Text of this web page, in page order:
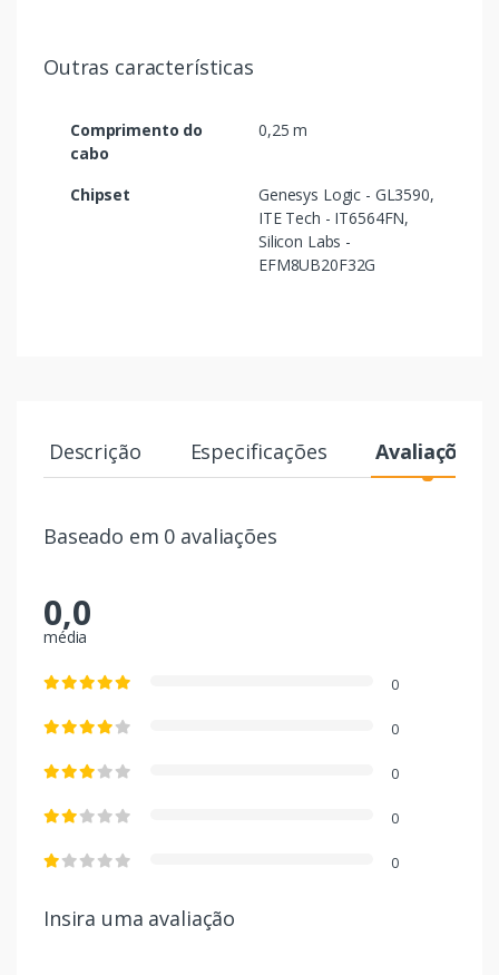
Outras características
Comprimento do
cabo
0,25 m
Chipset
Genesys Logic - GL3590,
ITE Tech - IT6564FN,
Silicon Labs -
EFM8UB20F32G
Descrição Especificações Avaliações
Baseado em 0 avaliações
0,0
média
0
0
0
0
0
Insira uma avaliação